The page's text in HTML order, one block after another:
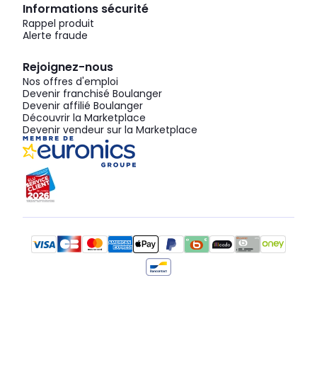
Informations sécurité
Rappel produit
Alerte fraude
Rejoignez-nous
Nos offres d'emploi
Devenir franchisé Boulanger
Devenir affilié Boulanger
Découvrir la Marketplace
Devenir vendeur sur la Marketplace